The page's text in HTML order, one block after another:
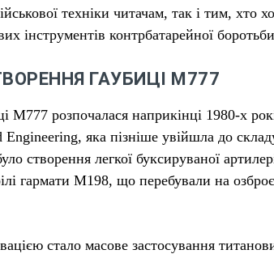
техніки читачам, так і тим, хто
інструментів контрбатарейної
ГАУБИЦІ М777
М777 розпочалася наприкінці 1980-х
яка пізніше увійшла до
створення легкої буксируваної
гармати М198, що перебували на
стало масове застосування